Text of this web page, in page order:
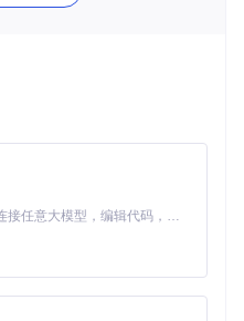
型（推荐iPhone XS及更新
（第4代）/mini（第6代）及
在稳定性风险
Claude Code 的开源替代方案。连接任意大模型，编辑代码，运行命令，自动验证 — 全自动执行。用 Rust 构建，极致性能。 ｜ An open-source alternative to Claude Code. Connect any LLM, edit code, run commands, and verify changes — autonomously. Built in Rust for speed. Get Started